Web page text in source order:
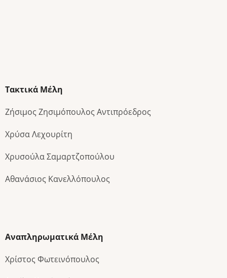
Τακτικά Μέλη
Ζήσιμος Ζησιμόπουλος Αντιπρόεδρος
Χρύσα Λεχουρίτη
Χρυσούλα Σαμαρτζοπούλου
Αθανάσιος Κανελλόπουλος
Αναπληρωματικά Μέλη
Χρίστος Φωτεινόπουλος